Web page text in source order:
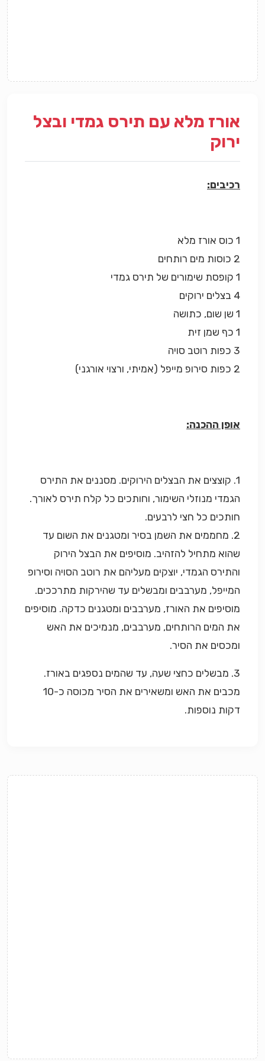
אורז מלא עם תירס גמדי ובצל
ירוק
רכיבים:
1 כוס אורז מלא
2 כוסות מים רותחים
1 קופסת שימורים של תירס גמדי
4 בצלים ירוקים
1 שן שום, כתושה
1 כף שמן זית
3 כפות רוטב סויה
2 כפות סירופ מייפל (אמיתי, ורצוי אורגני)
אופן ההכנה:
1. קוצצים את הבצלים הירוקים. מסננים את התירס
הגמדי מנוזלי השימור, וחותכים כל קלח תירס לאורך.
חותכים כל חצי לרבעים.
2. מחממים את השמן בסיר ומטגנים את השום עד
שהוא מתחיל להזהיב. מוסיפים את הבצל הירוק
והתירס הגמדי, יוצקים מעליהם את רוטב הסויה וסירופ
המייפל, מערבבים ומבשלים עד שהירקות מתרככים.
מוסיפים את האורז, מערבבים ומטגנים כדקה. מוסיפים
את המים הרותחים, מערבבים, מנמיכים את האש
ומכסים את הסיר.
3. מבשלים כחצי שעה, עד שהמים נספגים באורז.
מכבים את האש ומשאירים את הסיר מכוסה כ-10
דקות נוספות.